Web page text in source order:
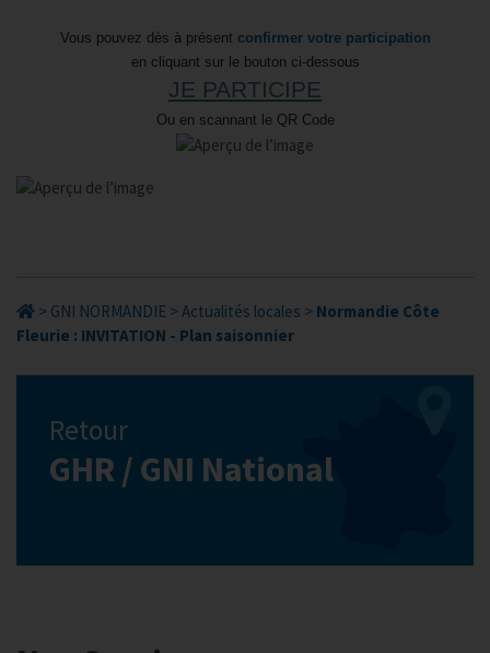
Vous pouvez dès à présent confirmer votre participation
en cliquant sur le bouton ci-dessous
JE PARTICIPE
Ou en scannant le QR Code
> GNI NORMANDIE > Actualités locales > Normandie Côte
Fleurie : INVITATION - Plan saisonnier
Retour
GHR / GNI National